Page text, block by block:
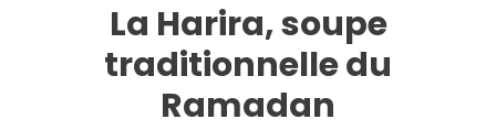
La Harira, soupe
traditionnelle du
Ramadan